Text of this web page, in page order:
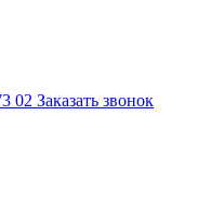
02 Заказать звонок